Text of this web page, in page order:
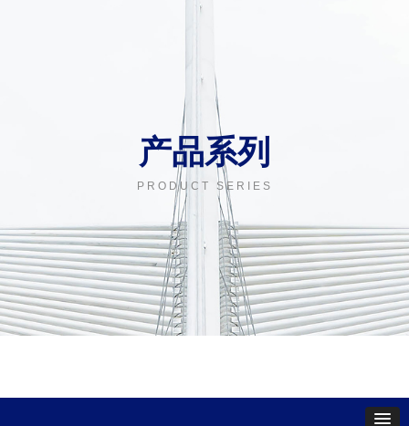
产品系列
PRODUCT SERIES